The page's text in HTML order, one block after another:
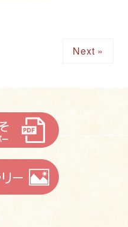
Next »